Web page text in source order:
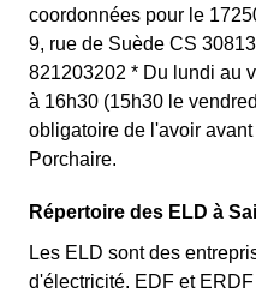
coordonnées pour le
9, rue de Suède CS
821203202 * Du lundi au
à 16h30 (15h30 le
obligatoire de l'avoir
Porchaire.
Répertoire des ELD à
Les ELD sont des
d'électricité. EDF et